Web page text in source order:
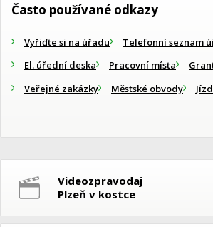
Často používané odkazy
Vyřiďte si na úřadu
Telefonní seznam
El. úřední deska
Pracovní místa
Veřejné zakázky
Městské obvody
Videozpravodaj
Plzeň v kostce